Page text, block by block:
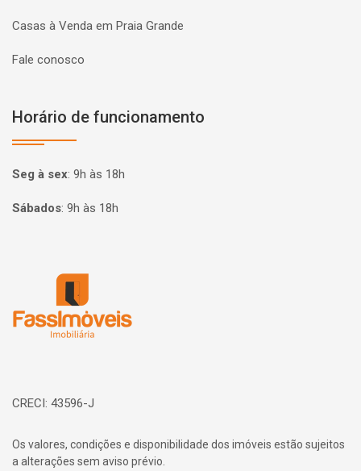
Casas à Venda em Praia Grande
Fale conosco
Horário de funcionamento
Seg à sex: 9h às 18h
Sábados: 9h às 18h
CRECI: 43596-J
Os valores, condições e disponibilidade dos imóveis estão sujeitos
a alterações sem aviso prévio.